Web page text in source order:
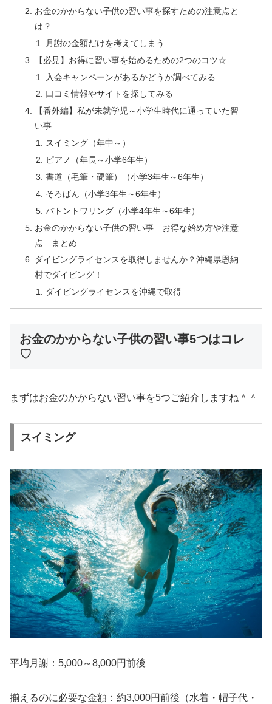
お金のかからない子供の習い事を探すための注意点と
は？
月謝の金額だけを考えてしまう
【必見】お得に習い事を始めるための2つのコツ☆
入会キャンペーンがあるかどうか調べてみる
口コミ情報やサイトを探してみる
【番外編】私が未就学児～小学生時代に通っていた習
い事
スイミング（年中～）
ピアノ（年長～小学6年生）
書道（毛筆・硬筆）（小学3年生～6年生）
そろばん（小学3年生～6年生）
バトントワリング（小学4年生～6年生）
お金のかからない子供の習い事 お得な始め方や注意
点 まとめ
ダイビングライセンスを取得しませんか？沖縄県恩納
村でダイビング！
ダイビングライセンスを沖縄で取得
お金のかからない子供の習い事5つはコレ
♡
まずはお金のかからない習い事を5つご紹介しますね＾＾
スイミング
平均月謝 ：5,000～8,000円前後
揃えるのに必要な金額 ：約3,000円前後（水着・帽子代・